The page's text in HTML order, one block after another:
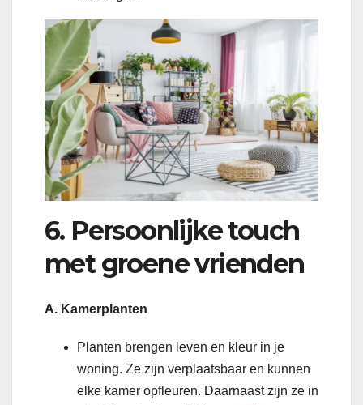
6. Persoonlijke touch
met groene vrienden
A. Kamerplanten
Planten brengen leven en kleur in je
woning. Ze zijn verplaatsbaar en kunnen
elke kamer opfleuren. Daarnaast zijn ze in